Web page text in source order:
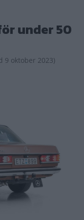
under 50
9 oktober 2023)